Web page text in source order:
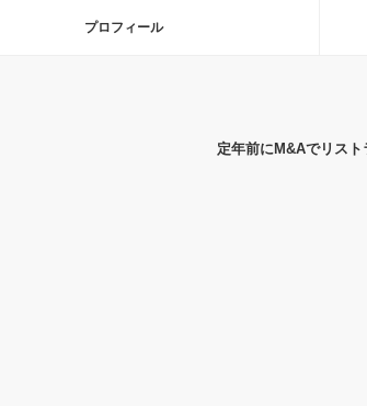
プロフィール
定年前にM&Aでリスト